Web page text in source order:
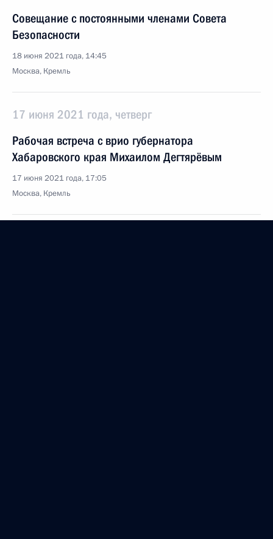
Совещание с постоянными членами Совета
Безопасности
18 июня 2021 года, 14:45
Москва, Кремль
17 июня 2021 года, четверг
Рабочая встреча с врио губернатора
Хабаровского края Михаилом Дегтярёвым
17 июня 2021 года, 17:05
Москва, Кремль